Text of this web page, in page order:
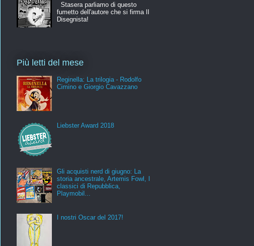
Stasera parliamo di questo
fumetto dell'autore che si firma Il
Disegnista!
Più letti del mese
Reginella: La trilogia - Rodolfo
Cimino e Giorgio Cavazzano
Liebster Award 2018
Gli acquisti nerd di giugno: La
storia ancestrale, Artemis Fowl, I
classici di Repubblica,
Playmobil...
I nostri Oscar del 2017!